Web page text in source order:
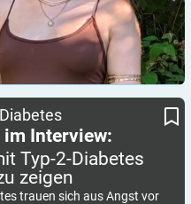
Interview:
Typ-2-Diabetes
zeigen
trauen sich aus Angst vor